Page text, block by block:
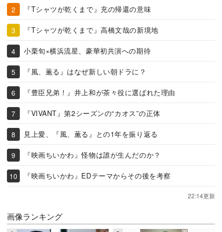
『Tシャツが乾くまで』充の帰還の意味
『Tシャツが乾くまで』高橋文哉の新境地
小栗旬×横浜流星、豪華初共演への期待
『風、薫る』はなぜ新しい朝ドラに？
『豊臣兄弟！』井上和が茶々役に選ばれた理由
『VIVANT』第2シーズンの“カオス”の正体
見上愛、『風、薫る』との1年を振り返る
『映画ちいかわ』怪物は誰が生んだのか？
『映画ちいかわ』EDテーマからその後を考察
22:14更新
画像ランキング